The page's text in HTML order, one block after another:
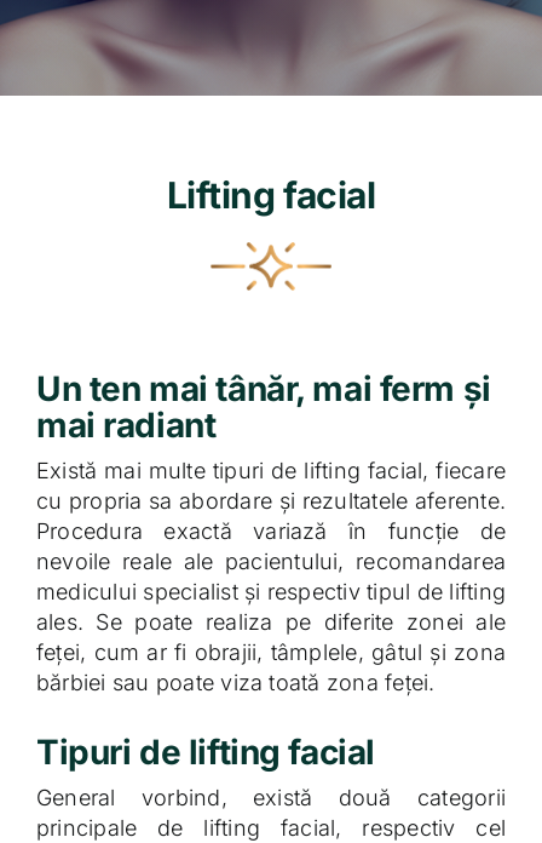
Lifting facial
Un ten mai tânăr, mai ferm și
mai radiant
Există mai multe tipuri de lifting facial, fiecare
cu propria sa abordare și rezultatele aferente.
Procedura exactă variază în funcție de
nevoile reale ale pacientului, recomandarea
medicului specialist și respectiv tipul de lifting
ales. Se poate realiza pe diferite zonei ale
feței, cum ar fi obrajii, tâmplele, gâtul și zona
bărbiei sau poate viza toată zona feței.
Tipuri de lifting facial
General vorbind, există două categorii
principale de lifting facial, respectiv cel